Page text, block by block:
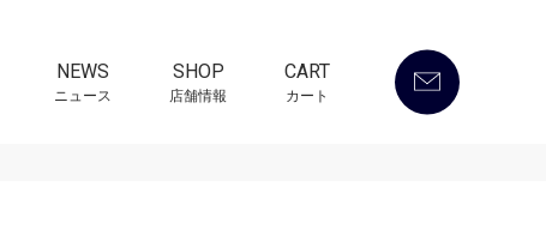
NEWS
ニュース
SHOP
店舗情報
CART
カート